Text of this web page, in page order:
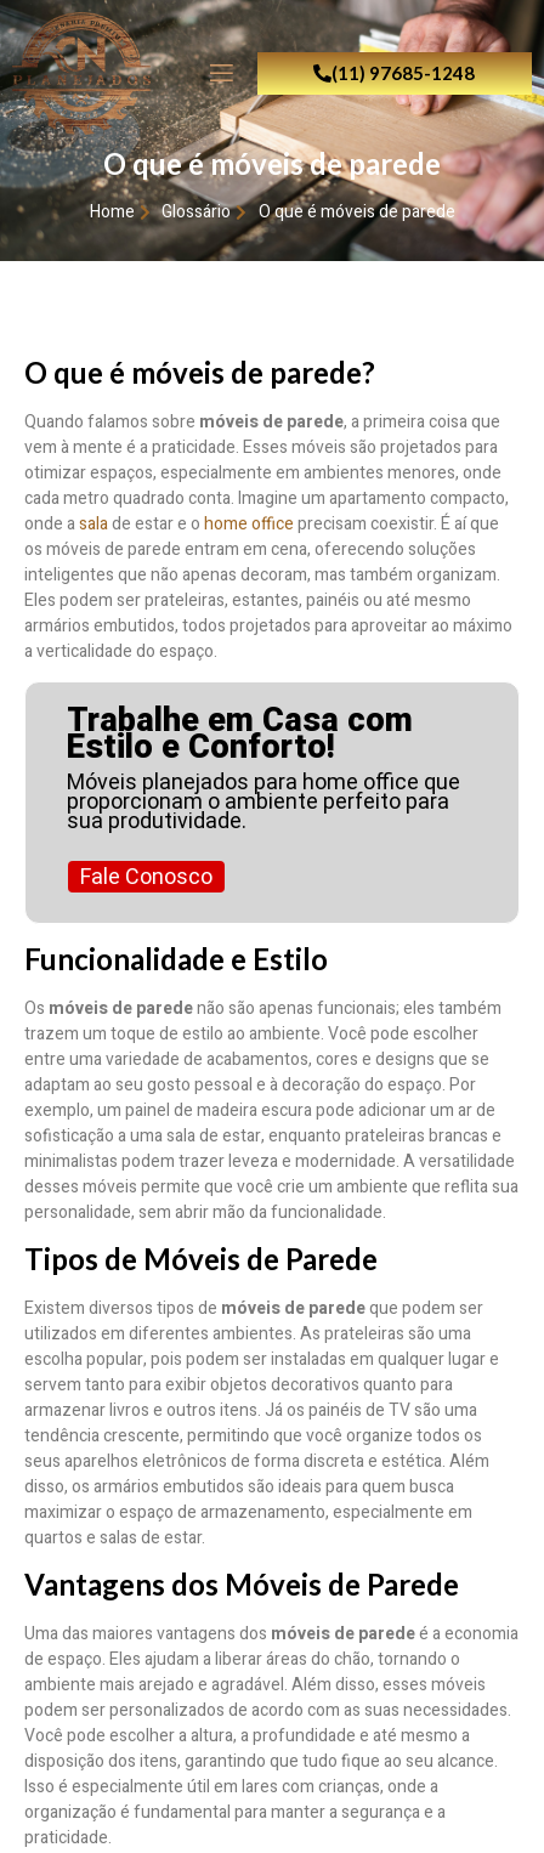
(11) 97685-1248
O que é móveis de parede
Home Glossário O que é móveis de parede
O que é móveis de parede?
Quando falamos sobre móveis de parede, a primeira coisa que
vem à mente é a praticidade. Esses móveis são projetados para
otimizar espaços, especialmente em ambientes menores, onde
cada metro quadrado conta. Imagine um apartamento compacto,
onde asalade estar e ohome officeprecisam coexistir. É aí que
os móveis de parede entram em cena, oferecendo soluções
inteligentes que não apenas decoram, mas também organizam.
Eles podem ser prateleiras, estantes, painéis ou até mesmo
armários embutidos, todos projetados para aproveitar ao máximo
a verticalidade do espaço.
Trabalhe em Casa com
Estilo e Conforto!
Móveis planejados para home office que
proporcionam o ambiente perfeito para
sua produtividade.
Fale Conosco
Funcionalidade e Estilo
Os móveis de paredenão são apenas funcionais; eles também
trazem um toque de estilo ao ambiente. Você pode escolher
entre uma variedade de acabamentos, cores e designs que se
adaptam ao seu gosto pessoal e à decoração do espaço. Por
exemplo, um painel de madeira escura pode adicionar um ar de
sofisticação a uma sala de estar, enquanto prateleiras brancas e
minimalistas podem trazer leveza e modernidade. A versatilidade
desses móveis permite que você crie um ambiente que reflita sua
personalidade, sem abrir mão da funcionalidade.
Tipos de Móveis de Parede
Existem diversos tipos de móveis de paredeque podem ser
utilizados em diferentes ambientes. As prateleiras são uma
escolha popular, pois podem ser instaladas em qualquer lugar e
servem tanto para exibir objetos decorativos quanto para
armazenar livros e outros itens. Já os painéis de TV são uma
tendência crescente, permitindo que você organize todos os
seus aparelhos eletrônicos de forma discreta e estética. Além
disso, os armários embutidos são ideais para quem busca
maximizar o espaço de armazenamento, especialmente em
quartos e salas de estar.
Vantagens dos Móveis de Parede
Uma das maiores vantagens dos móveis de paredeé a economia
de espaço. Eles ajudam a liberar áreas do chão, tornando o
ambiente mais arejado e agradável. Além disso, esses móveis
podem ser personalizados de acordo com as suas necessidades.
Você pode escolher a altura, a profundidade e até mesmo a
disposição dos itens, garantindo que tudo fique ao seu alcance.
Isso é especialmente útil em lares com crianças, onde a
organização é fundamental para manter a segurança e a
praticidade.